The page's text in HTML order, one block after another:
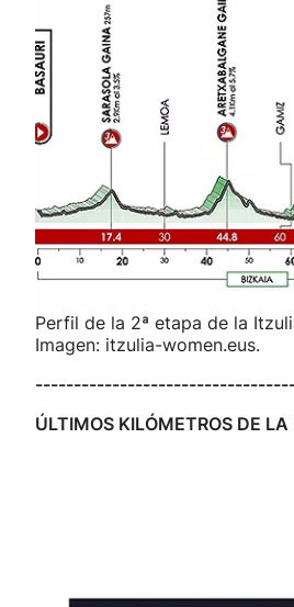
Perfil de la 2ª etapa de la
Imagen: itzulia-women.eus.
ÚLTIMOS KILÓMETROS DE LA